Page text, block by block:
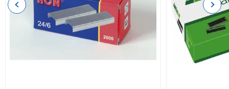
Previous Next